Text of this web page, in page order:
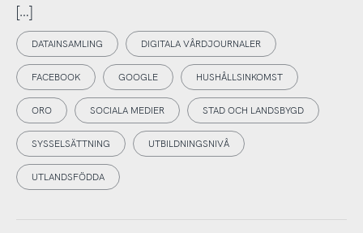
[…]
DATAINSAMLING DIGITALA VÅRDJOURNALER
FACEBOOK GOOGLE HUSHÅLLSINKOMST
ORO SOCIALA MEDIER STAD OCH LANDSBYGD
SYSSELSÄTTNING UTBILDNINGSNIVÅ
UTLANDSFÖDDA